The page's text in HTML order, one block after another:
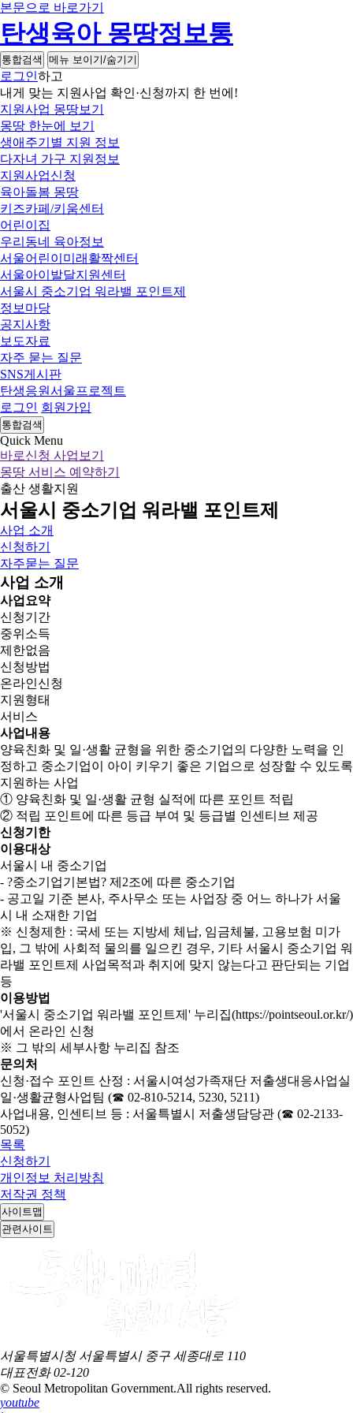
본문으로 바로가기
탄생육아 몽땅정보통
통합검색 메뉴 보이기/숨기기
로그인하고
내게 맞는 지원사업 확인·신청까지 한 번에!
지원사업 몽땅보기
몽땅 한눈에 보기
생애주기별 지원 정보
다자녀 가구 지원정보
지원사업신청
육아돌봄 몽땅
키즈카페/키움센터
어린이집
우리동네 육아정보
서울어린이미래활짝센터
서울아이발달지원센터
서울시 중소기업 워라밸 포인트제
정보마당
공지사항
보도자료
자주 묻는 질문
SNS게시판
탄생응원서울프로젝트
로그인 회원가입
통합검색
Quick Menu
바로신청 사업보기
몽땅 서비스 예약하기
출산 생활지원
서울시 중소기업 워라밸 포인트제
사업 소개
신청하기
자주묻는 질문
사업 소개
사업요약
신청기간
중위소득
제한없음
신청방법
온라인신청
지원형태
서비스
사업내용
양육친화 및 일·생활 균형을 위한 중소기업의 다양한 노력을 인
정하고 중소기업이 아이 키우기 좋은 기업으로 성장할 수 있도록
지원하는 사업
① 양육친화 및 일·생활 균형 실적에 따른 포인트 적립
② 적립 포인트에 따른 등급 부여 및 등급별 인센티브 제공
신청기한
이용대상
서울시 내 중소기업
- ?중소기업기본법? 제2조에 따른 중소기업
- 공고일 기준 본사, 주사무소 또는 사업장 중 어느 하나가 서울
시 내 소재한 기업
※ 신청제한 : 국세 또는 지방세 체납, 임금체불, 고용보험 미가
입, 그 밖에 사회적 물의를 일으킨 경우, 기타 서울시 중소기업 워
라밸 포인트제 사업목적과 취지에 맞지 않는다고 판단되는 기업
등
이용방법
'서울시 중소기업 워라밸 포인트제' 누리집(https://pointseoul.or.kr/)
에서 온라인 신청
※ 그 밖의 세부사항 누리집 참조
문의처
신청·접수 포인트 산정 : 서울시여성가족재단 저출생대응사업실
일·생활균형사업팀 (☎ 02-810-5214, 5230, 5211)
사업내용, 인센티브 등 : 서울특별시 저출생담당관 (☎ 02-2133-
5052)
목록
신청하기
개인정보 처리방침
저작권 정책
사이트맵
관련사이트
서울특별시청 서울특별시 중구 세종대로 110
대표전화02-120
© Seoul Metropolitan Government.All rights reserved.
youtube